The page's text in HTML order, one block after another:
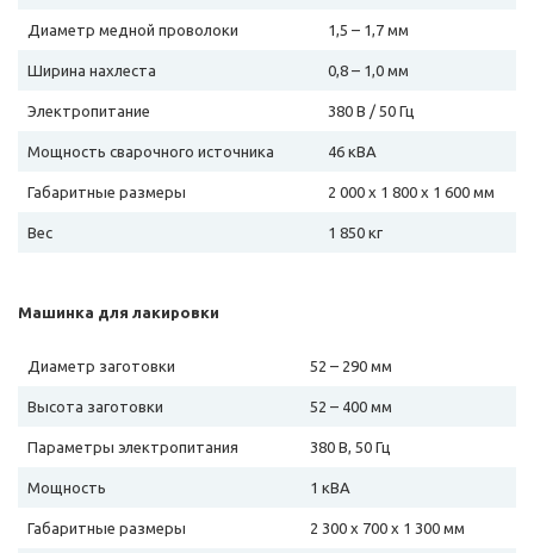
Диаметр медной проволоки 1,5 – 1,7 мм
Ширина нахлеста 0,8 – 1,0 мм
Электропитание 380 В / 50 Гц
Мощность сварочного источника 46 кВА
Габаритные размеры 2 000 х 1 800 х 1 600 мм
Вес 1 850 кг
Машинка для лакировки
Диаметр заготовки 52 – 290 мм
Высота заготовки 52 – 400 мм
Параметры электропитания 380 В, 50 Гц
Мощность 1 кВА
Габаритные размеры 2 300 х 700 х 1 300 мм